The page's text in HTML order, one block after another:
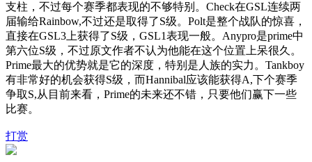
支柱，不过每个赛季都表现的不够特别。Check在GSL连续两
届输给Rainbow,不过还是取得了S级。Polt是整个战队的惊喜，
直接在GSL3上获得了S级，GSL1表现一般。Anypro是prime中
第六位S级，不过原文作者不认为他能在这个位置上呆很久。
Prime最大的优势就是它的深度，特别是人族的实力。Tankboy
有非常好的机会获得S级，而Hannibal应该能获得A,下个赛季
争取S,从目前来看，Prime的未来还不错，只要他们赢下一些
比赛。
打赏